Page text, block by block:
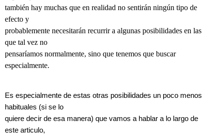
también hay muchas que en realidad no sentirán ningún tipo de
efecto y
probablemente necesitarán recurrir a algunas posibilidades en las
que tal vez no
pensaríamos normalmente, sino que tenemos que buscar
especialmente.
Es especialmente de estas otras posibilidades un poco menos
habituales (si se lo
quiere decir de esa manera) que vamos a hablar a lo largo de
este articulo,